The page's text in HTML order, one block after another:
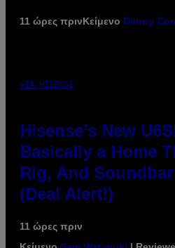
11 ώρες πρινΚείμενο Denny
VIA HISENSE
Hisense’s New
Basically a Home
Rig, And
(Deal Alert!)
11 ώρες πριν